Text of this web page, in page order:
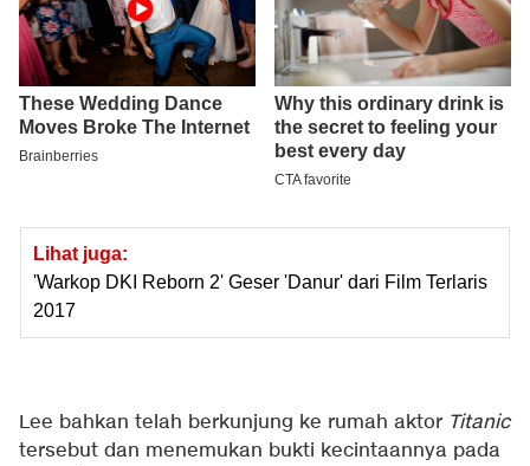
Lihat juga:
'Warkop DKI Reborn 2' Geser 'Danur' dari Film Terlaris
2017
Lee bahkan telah berkunjung ke rumah aktor Titanic
tersebut dan menemukan bukti kecintaannya pada